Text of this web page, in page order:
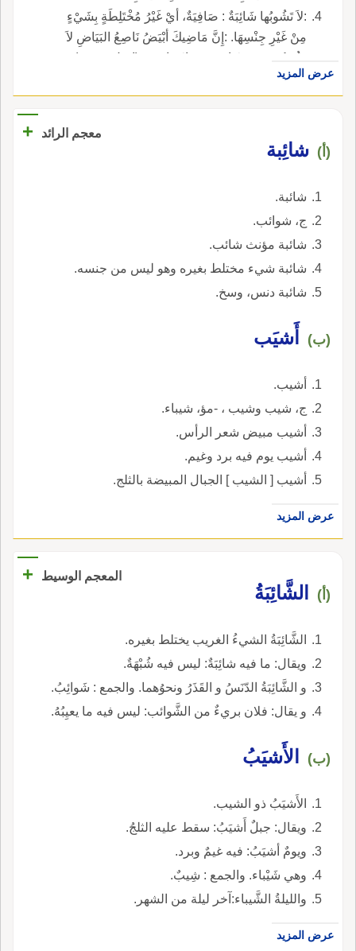
:لاَ تَشُوبُها شَائِبَةٌ : صَافِيَةٌ، أيْ غَيْرُ مُخْتَلِطَةٍ بِشَيْءٍ
مِنْ غَيْرِ جِنْسِهَا. :إِنَّ مَاضِيكَ أبْيَضُ نَاصِعُ البَيَاضِ لاَ
تَشُوبُهُ سِوَى شَائِبَةٍ سَوْداءَ واحِدَةٍ. (إميل حبيبي).
عرض المزيد
معجم الرائد +
(أ) شائِبة
شائبة.
ج، شوائب.
شائبة مؤنث شائب.
شائبة شيء مختلط بغيره وهو ليس من جنسه.
شائبة دنس، وسخ.
(ب) أَشيَب
أشيب.
ج، شيب وشيب ، -مؤ، شيباء.
أشيب مبيض شعر الرأس.
أشيب يوم فيه برد وغيم.
أشيب [ الشيب ] الجبال المبيضة بالثلج.
عرض المزيد
المعجم الوسيط +
(أ) الشَّائِبَةُ
الشَّائِبَةُ الشيءُ الغريب يختلط بغيره.
ويقال: ما فيه شائِبَةٌ: ليس فيه شُبْهَةٌ.
و الشَّائِبَةُ الدّنَسُ و القَذَرُ ونحوُهما. والجمع : شَوائِبُ.
و يقال: فلان بريءٌ من الشَّوائب: ليس فيه ما يعيِبُهُ.
(ب) الأَشيَبُ
الأَشيَبُ ذو الشيب.
ويقال: جبلٌ أَشيَبُ: سقط عليه الثلجُ.
ويومٌ أشيَبُ: فيه غيمٌ وبرد.
وهي شَيْباء. والجمع : شِيبٌ.
والليلةُ الشَّيباء:آخر ليلة من الشهر.
عرض المزيد